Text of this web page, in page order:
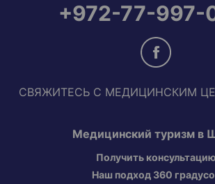
+972-77-997-
СВЯЖИТЕСЬ С МЕДИЦИНСКИМ
Медицинский туризм в
Получить консультацию
Наш подход 360